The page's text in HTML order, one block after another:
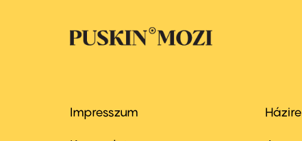
Footer
Impresszum